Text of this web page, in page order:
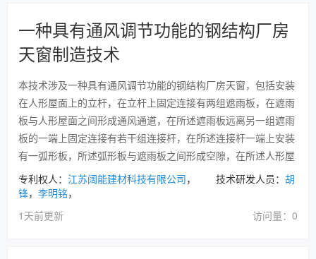
一种具有通风调节功能的钢结构厂房
天窗制造技术
本技术涉及一种具有通风调节功能的钢结构厂房天窗，包括安装
在人形屋面上的立杆，在立杆上固定连接有两组遮雨板，在遮雨
板与人形屋面之间形成通风通道，在所述遮雨板远离另一组遮雨
板的一端上固定连接有若干组连接杆，在所述连接杆一端上安装
有一弧形板，所述弧形板与遮雨板之间形成空隙，在所述人形屋
专利权人： 江苏阔能建材科技有限公司， 技术研发人员： 胡
锋， 李明铭，
1天前更新
访问量：0